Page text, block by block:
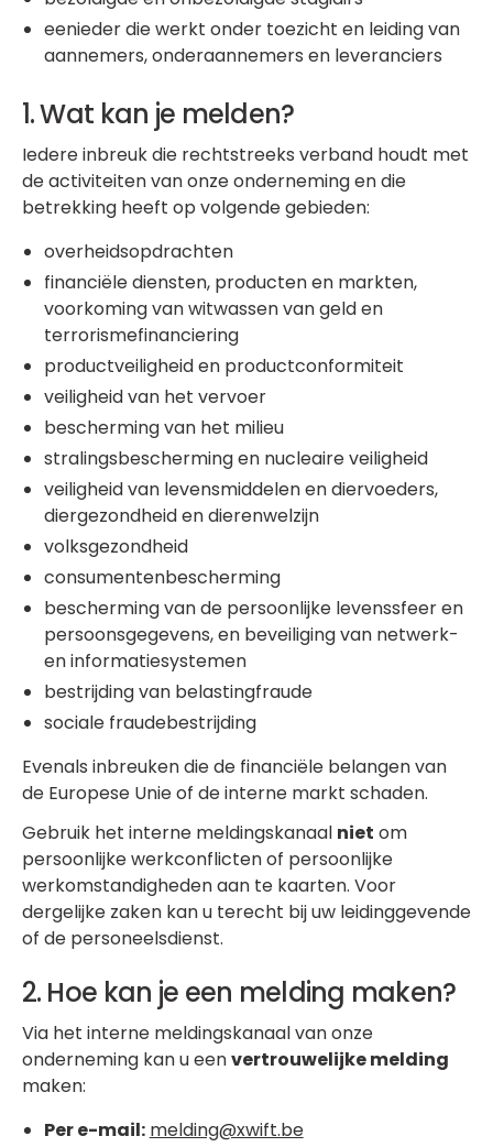
eenieder die werkt onder toezicht en leiding van
aannemers, onderaannemers en leveranciers
1. Wat kan je melden?
Iedere inbreuk die rechtstreeks verband houdt met
de activiteiten van onze onderneming en die
betrekking heeft op volgende gebieden:
overheidsopdrachten
financiële diensten, producten en markten,
voorkoming van witwassen van geld en
terrorismefinanciering
productveiligheid en productconformiteit
veiligheid van het vervoer
bescherming van het milieu
stralingsbescherming en nucleaire veiligheid
veiligheid van levensmiddelen en diervoeders,
diergezondheid en dierenwelzijn
volksgezondheid
consumentenbescherming
bescherming van de persoonlijke levenssfeer en
persoonsgegevens, en beveiliging van netwerk-
en informatiesystemen
bestrijding van belastingfraude
sociale fraudebestrijding
Evenals inbreuken die de financiële belangen van
de Europese Unie of de interne markt schaden.
Gebruik het interne meldingskanaal niet om
persoonlijke werkconflicten of persoonlijke
werkomstandigheden aan te kaarten. Voor
dergelijke zaken kan u terecht bij uw leidinggevende
of de personeelsdienst.
2. Hoe kan je een melding maken?
Via het interne meldingskanaal van onze
onderneming kan u eenvertrouwelijke melding
maken:
Per e-mail: melding@xwift.be